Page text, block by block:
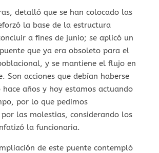
detalló que se han colocado las
la base de la estructura
a fines de junio; se aplicó un
que ya era obsoleto para el
y se mantiene el flujo en
Son acciones que debían haberse
años y hoy estamos actuando
por lo que pedimos
las molestias, considerando los
la funcionaria.
de este puente contempló